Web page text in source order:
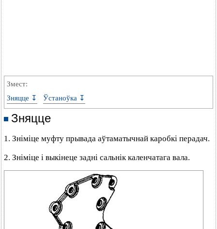
Змест:
Зняцце ↧
Ўстаноўка ↧
Зняцце
1. Зніміце муфту прывада аўтаматычнай каробкі перадач.
2. Зніміце і выкінеце задні сальнік каленчатага вала.